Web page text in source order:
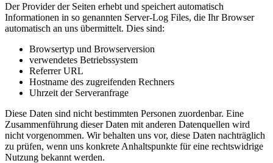
Der Provider der Seiten erhebt und speichert automatisch
Informationen in so genannten Server-Log Files, die Ihr Browser
automatisch an uns übermittelt. Dies sind:
Browsertyp und Browserversion
verwendetes Betriebssystem
Referrer URL
Hostname des zugreifenden Rechners
Uhrzeit der Serveranfrage
Diese Daten sind nicht bestimmten Personen zuordenbar. Eine
Zusammenführung dieser Daten mit anderen Datenquellen wird
nicht vorgenommen. Wir behalten uns vor, diese Daten nachträglich
zu prüfen, wenn uns konkrete Anhaltspunkte für eine rechtswidrige
Nutzung bekannt werden.